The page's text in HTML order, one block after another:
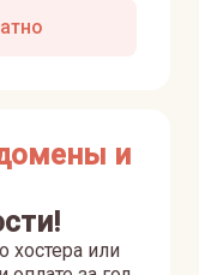
и
хостера или